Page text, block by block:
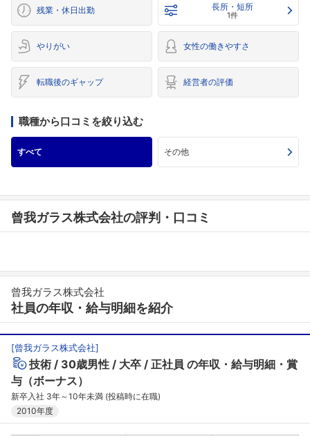
残業・休日出勤 長所・短所
1件
やりがい 女性の働きやすさ
転職後のギャップ 経営者の評価
職種から口コミを絞り込む
すべて その他
曾我ガラス株式会社の評判・口コミ
曾我ガラス株式会社
社員の年収・給与明細を紹介
[曾我ガラス株式会社]
技術 30歳男性 大卒 正社員 の年収・給与明細・賞
与（ボーナス）
新卒入社 3年～10年未満 (投稿時に在職)
2010年度